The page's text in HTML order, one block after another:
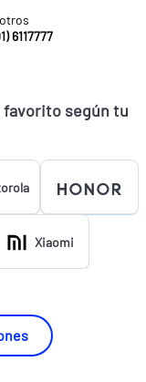
6117777
según tu
Xiaomi